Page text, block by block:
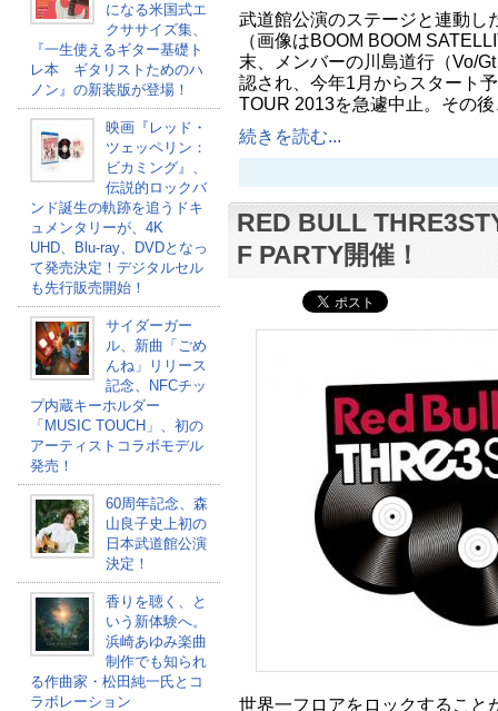
になる米国式エ
クササイズ集、
『一生使えるギター基礎ト
レ本 ギタリストためのハ
ノン』の新装版が登場！
映画『レッド・
ツェッペリン：
ビカミング』、
伝説的ロックバ
ンド誕生の軌跡を追うドキ
ュメンタリーが、4K
UHD、Blu-ray、DVDとなっ
て発売決定！デジタルセル
も先行販売開始！
サイダーガー
ル、新曲「ごめ
んね」リリース
記念、NFCチッ
プ内蔵キーホルダー
「MUSIC TOUCH」、初の
アーティストコラボモデル
発売！
60周年記念、森
山良子史上初の
日本武道館公演
決定！
香りを聴く、と
いう新体験へ。
浜崎あゆみ楽曲
制作でも知られ
る作曲家・松田純一氏とコ
ラボレーション
武道館公演のステージと連動し
（画像はBOOM BOOM
末、メンバーの川島道行（Vo/
認され、今年1月からスタート
TOUR 2013を急遽中止。その
続きを読む...
RED BULL
F PARTY開催！
世界一フロアをロックすること